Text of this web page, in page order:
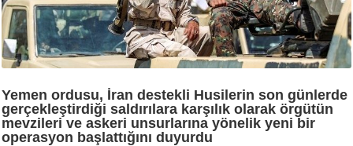
Yemen ordusu, İran destekli Husilerin son günlerde
gerçekleştirdiği saldırılara karşılık olarak örgütün
mevzileri ve askeri unsurlarına yönelik yeni bir
operasyon başlattığını duyurdu